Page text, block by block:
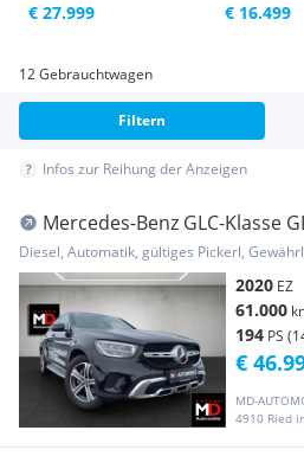
€ 27.999
EAT8 Active
€ 16.499
12 Gebrauchtwagen
Filtern
Infos zur Reihung der Anzeigen
Mercedes-Benz GLC-Klasse
4MATIC
Diesel, Automatik, gültiges Pickerl,
2020 EZ
61.000
194 PS
MD-
4910 Ried
€